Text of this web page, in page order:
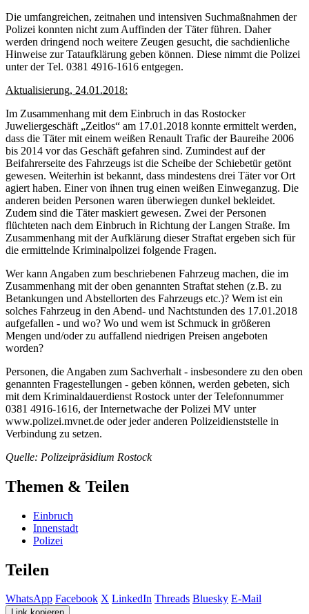
Die umfangreichen, zeitnahen und intensiven Suchmaßnahmen der
Polizei konnten nicht zum Auffinden der Täter führen. Daher
werden dringend noch weitere Zeugen gesucht, die sachdienliche
Hinweise zur Tataufklärung geben können. Diese nimmt die Polizei
unter der Tel. 0381 4916-1616 entgegen.
Aktualisierung, 24.01.2018:
Im Zusammenhang mit dem Einbruch in das Rostocker
Juweliergeschäft „Zeitlos“ am 17.01.2018 konnte ermittelt werden,
dass die Täter mit einem weißen Renault Trafic der Baureihe 2006
bis 2014 vor das Geschäft gefahren sind. Zumindest auf der
Beifahrerseite des Fahrzeugs ist die Scheibe der Schiebetür getönt
gewesen. Weiterhin ist bekannt, dass mindestens drei Täter vor Ort
agiert haben. Einer von ihnen trug einen weißen Einweganzug. Die
anderen beiden Personen waren überwiegen dunkel bekleidet.
Zudem sind die Täter maskiert gewesen. Zwei der Personen
flüchteten nach dem Einbruch in Richtung der Langen Straße. Im
Zusammenhang mit der Aufklärung dieser Straftat ergeben sich für
die ermittelnde Kriminalpolizei folgende Fragen.
Wer kann Angaben zum beschriebenen Fahrzeug machen, die im
Zusammenhang mit der oben genannten Straftat stehen (z.B. zu
Betankungen und Abstellorten des Fahrzeugs etc.)? Wem ist ein
solches Fahrzeug in den Abend- und Nachtstunden des 17.01.2018
aufgefallen - und wo? Wo und wem ist Schmuck in größeren
Mengen und/oder zu auffallend niedrigen Preisen angeboten
worden?
Personen, die Angaben zum Sachverhalt - insbesondere zu den oben
genannten Fragestellungen - geben können, werden gebeten, sich
mit dem Kriminaldauerdienst Rostock unter der Telefonnummer
0381 4916-1616, der Internetwache der Polizei MV unter
www.polizei.mvnet.de oder jeder anderen Polizeidienststelle in
Verbindung zu setzen.
Quelle: Polizeipräsidium Rostock
Themen & Teilen
Einbruch
Innenstadt
Polizei
Teilen
WhatsApp Facebook X LinkedIn Threads Bluesky E-Mail